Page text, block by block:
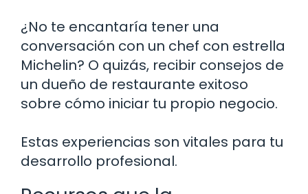
¿No te encantaría tener una
conversación con un chef con estrella
Michelin? O quizás, recibir consejos de
un dueño de restaurante exitoso
sobre cómo iniciar tu propio negocio.
Estas experiencias son vitales para tu
desarrollo profesional.